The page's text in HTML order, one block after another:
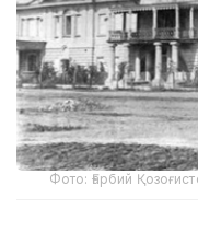
Фото: Ғарбий